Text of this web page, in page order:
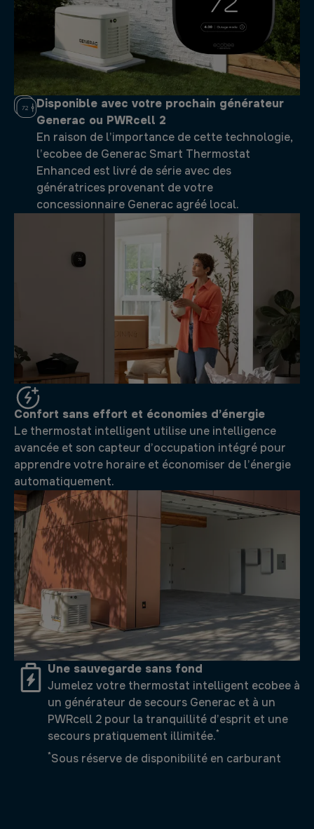
Disponible avec votre prochain générateur
Generac ou PWRcell 2
En raison de l’importance de cette technologie,
l’ecobee de Generac Smart Thermostat
Enhanced est livré de série avec des
génératrices provenant de votre
concessionnaire Generac agréé local.
Confort sans effort et économies d’énergie
Le thermostat intelligent utilise une intelligence
avancée et son capteur d’occupation intégré pour
apprendre votre horaire et économiser de l’énergie
automatiquement.
Une sauvegarde sans fond
Jumelez votre thermostat intelligent ecobee à
un générateur de secours Generac et à un
PWRcell 2 pour la tranquillité d’esprit et une
secours pratiquement illimitée.*
*Sous réserve de disponibilité en carburant